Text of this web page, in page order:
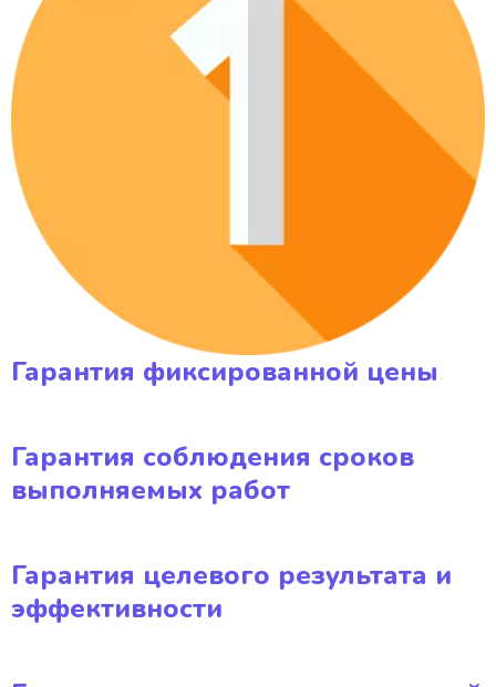
Гарантия фиксированной цены
Гарантия соблюдения сроков
выполняемых работ
Гарантия целевого результата и
эффективности